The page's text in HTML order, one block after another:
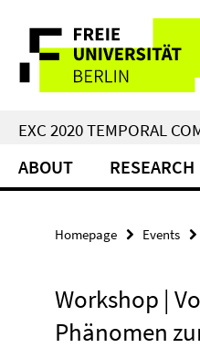
direkt
Inhalt
Service
Navigation
EXC 2020 TEMPORAL
ABOUT RESEARCH
Homepage Events
Workshop |
Phänomen